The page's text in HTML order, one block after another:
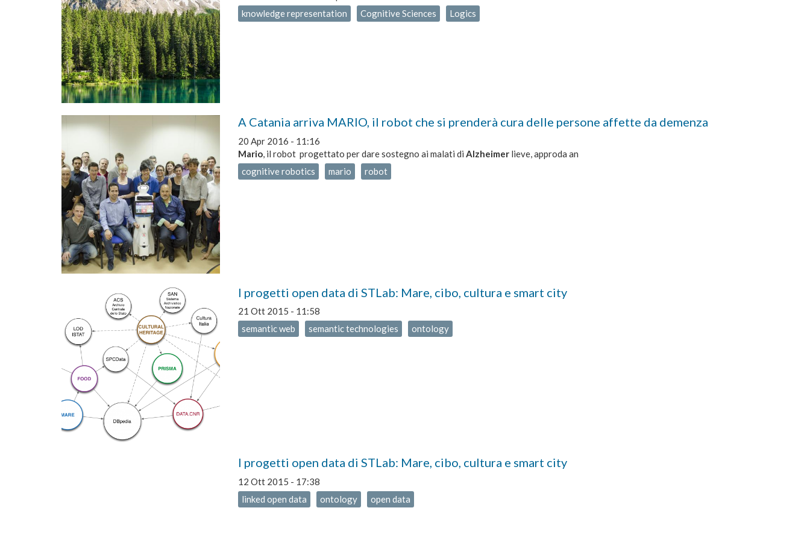
knowledge representation
Cognitive Sciences Logics
A Catania arriva MARIO, il robot che si prenderà cura delle persone affette da demenza
20 Apr 2016 - 11:16
Mario, il robot progettato per dare sostegno ai malati di Alzheimerlieve, approda an
cognitive robotics
mario robot
I progetti open data di STLab: Mare, cibo, cultura e smart city
21 Ott 2015 - 11:58
semantic web
semantic technologies ontology
I progetti open data di STLab: Mare, cibo, cultura e smart city
12 Ott 2015 - 17:38
linked open data
ontology open data